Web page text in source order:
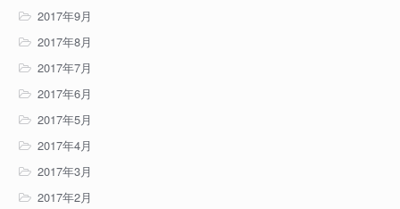
2017年9月
2017年8月
2017年7月
2017年6月
2017年5月
2017年4月
2017年3月
2017年2月